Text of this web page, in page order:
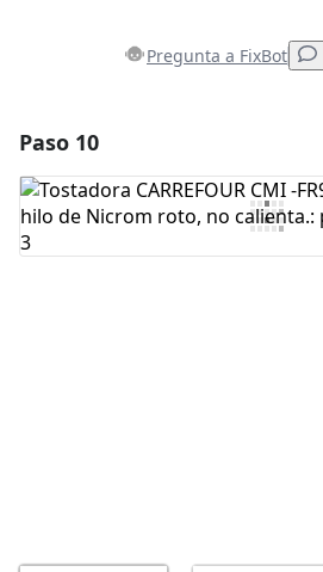
Pregunta a FixBot
Agregar Comentario
Paso 10